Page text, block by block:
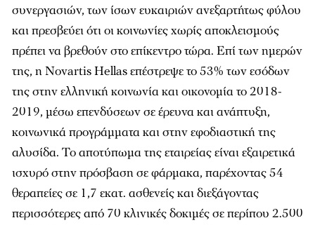
συνεργασιών, των ίσων ευκαιριών ανεξαρτήτως φύλου
και πρεσβεύει ότι οι κοινωνίες χωρίς αποκλεισμούς
πρέπει να βρεθούν στο επίκεντρο τώρα. Επί των ημερών
της, η Novartis Hellas επέστρεψε το 53% των εσόδων
της στην ελληνική κοινωνία και οικονομία το 2018-
2019, μέσω επενδύσεων σε έρευνα και ανάπτυξη,
κοινωνικά προγράμματα και στην εφοδιαστική της
αλυσίδα. Το αποτύπωμα της εταιρείας είναι εξαιρετικά
ισχυρό στην πρόσβαση σε φάρμακα, παρέχοντας 54
θεραπείες σε 1,7 εκατ. ασθενείς και διεξάγοντας
περισσότερες από 70 κλινικές δοκιμές σε περίπου 2.500